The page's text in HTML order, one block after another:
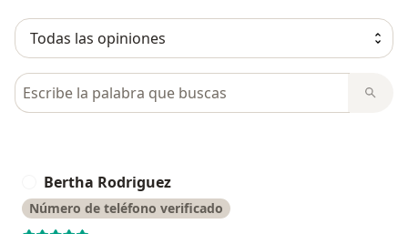
Busca en opiniones
Bertha Rodriguez
Número de teléfono verificado